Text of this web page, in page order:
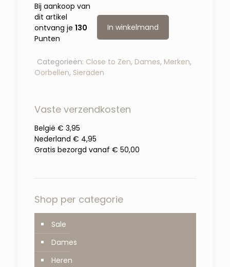
Bij aankoop van
dit artikel
ontvang je 130
Punten
In winkelmand
Categorieën: Close to Zen, Dames, Merken,
Oorbellen, Sieraden
Vaste verzendkosten
België € 3,95
Nederland € 4,95
Gratis bezorgd vanaf € 50,00
Shop per categorie
Sale
Dames
Heren